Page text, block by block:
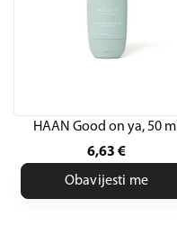
HAAN Good on ya, 50 ml
6,63 €
Obavijesti me